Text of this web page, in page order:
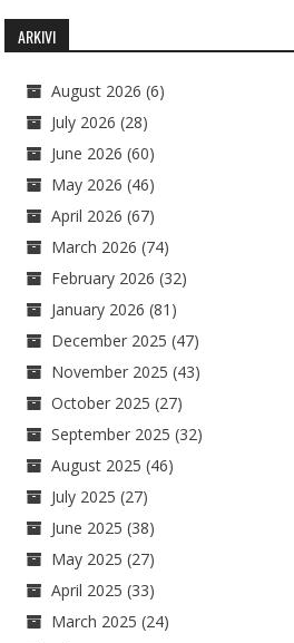
ARKIVI
August 2026 (6)
July 2026 (28)
June 2026 (60)
May 2026 (46)
April 2026 (67)
March 2026 (74)
February 2026 (32)
January 2026 (81)
December 2025 (47)
November 2025 (43)
October 2025 (27)
September 2025 (32)
August 2025 (46)
July 2025 (27)
June 2025 (38)
May 2025 (27)
April 2025 (33)
March 2025 (24)